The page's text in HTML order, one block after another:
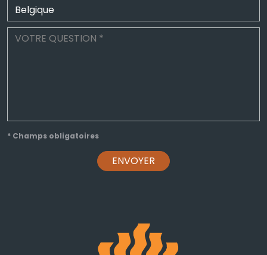
* Champs obligatoires
ENVOYER